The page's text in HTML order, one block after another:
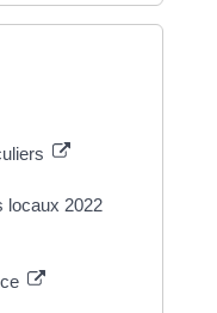
locaux 2022